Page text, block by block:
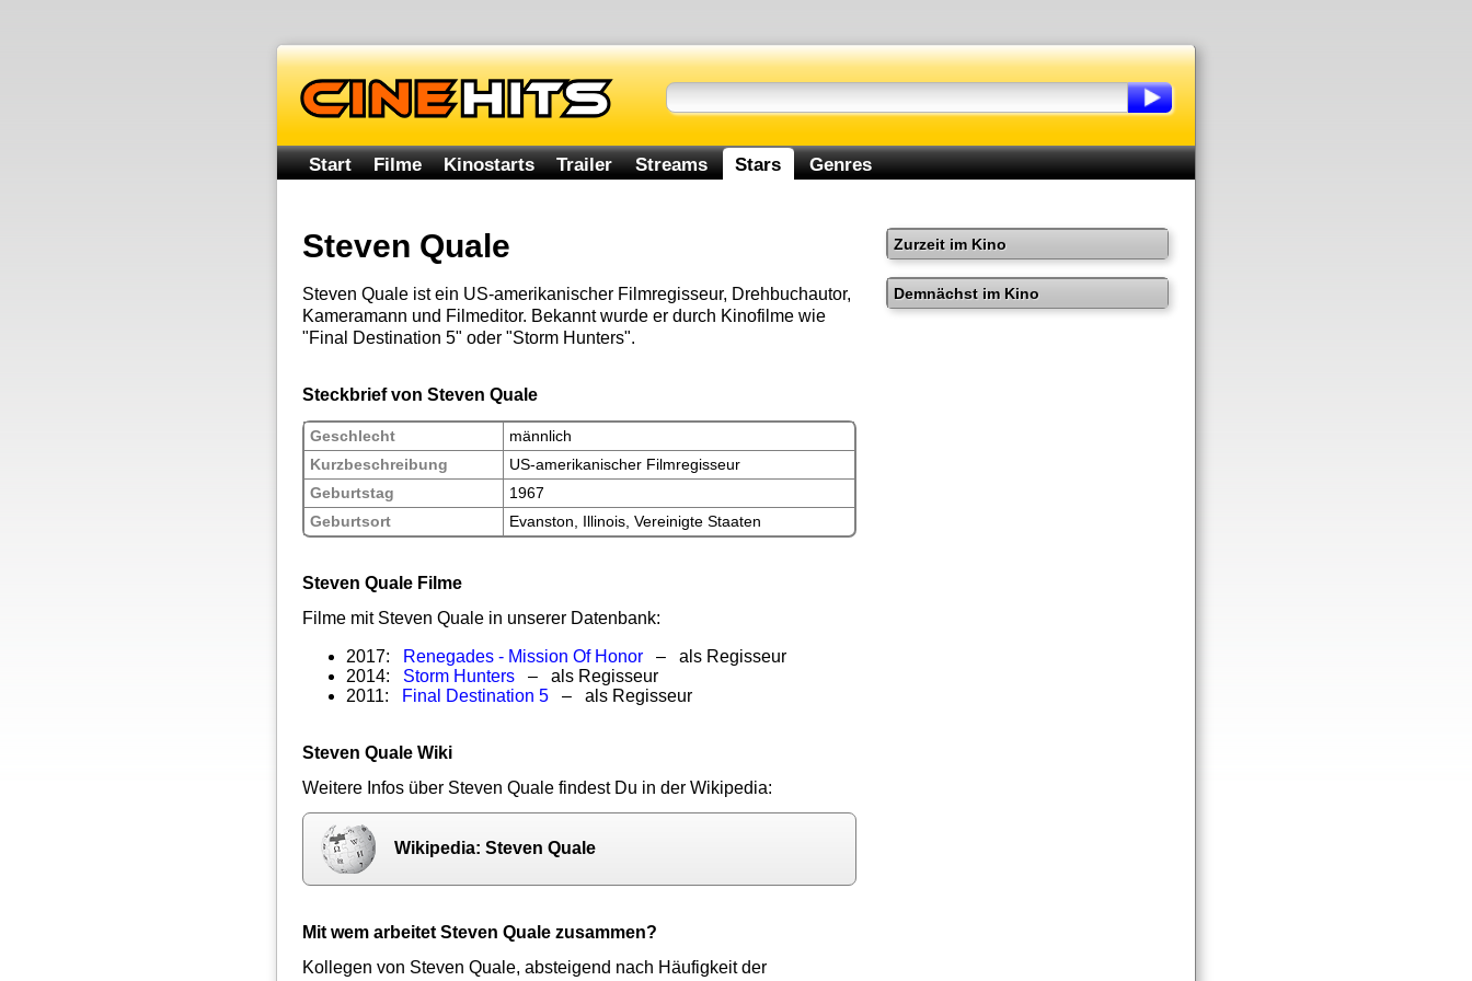
Start Filme Kinostarts Trailer Streams Stars Genres
Steven Quale
Steven Quale ist ein US-amerikanischer Filmregisseur, Drehbuchautor,
Kameramann und Filmeditor. Bekannt wurde er durch Kinofilme wie
"Final Destination 5" oder "Storm Hunters".
Steckbrief von Steven Quale
Geschlecht
männlich
Kurzbeschreibung
US-amerikanischer Filmregisseur
Geburtstag
1967
Geburtsort
Evanston, Illinois, Vereinigte Staaten
Steven Quale Filme
Filme mit Steven Quale in unserer Datenbank:
2017: Renegades - Mission Of Honor – als Regisseur
2014: Storm Hunters – als Regisseur
2011: Final Destination 5 – als Regisseur
Steven Quale Wiki
Weitere Infos über Steven Quale findest Du in der Wikipedia:
Wikipedia: Steven Quale
Mit wem arbeitet Steven Quale zusammen?
Kollegen von Steven Quale, absteigend nach Häufigkeit der
Zurzeit im Kino
Demnächst im Kino